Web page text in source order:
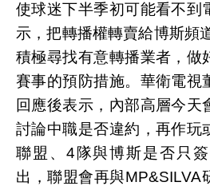
使球迷下半季初可能看不到
示，把轉播權轉賣給博斯頻
積極尋找有意轉播業者，做
賽事的預防措施。華衛電視
回應後表示，內部高層今天
討論中職是否違約，再作玩
聯盟、4隊與博斯是否只
出，聯盟會再與MP&SILVA